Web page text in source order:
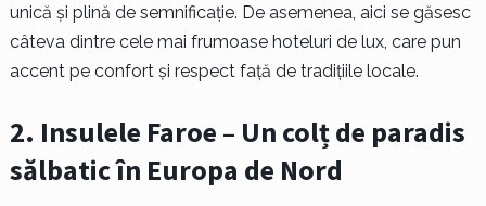
unică și plină de semnificație. De asemenea, aici se găsesc
câteva dintre cele mai frumoase hoteluri de lux, care pun
accent pe confort și respect față de tradițiile locale.
2. Insulele Faroe – Un colț de paradis
sălbatic în Europa de Nord